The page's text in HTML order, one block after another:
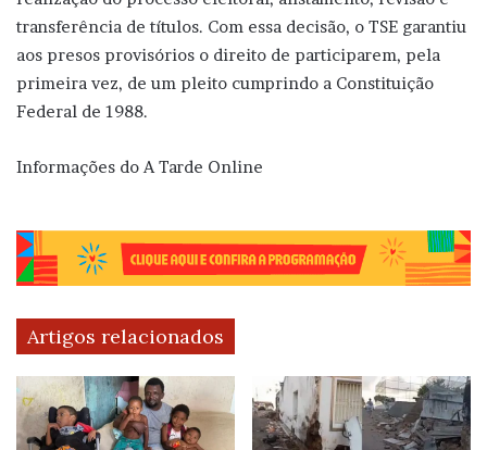
transferência de títulos. Com essa decisão, o TSE garantiu
aos presos provisórios o direito de participarem, pela
primeira vez, de um pleito cumprindo a Constituição
Federal de 1988.
Informações do A Tarde Online
Artigos relacionados